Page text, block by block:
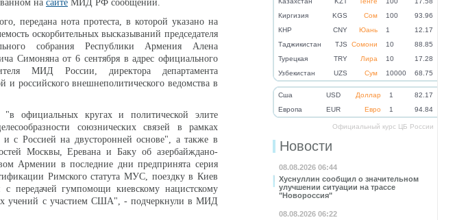
Киргизия
KGS Сом 100
93.96
КНР
CNY Юань 1
12.17
Таджикистан
TJS Сомони 10
88.85
Турецкая
TRY Лира 10
17.28
Узбекистан
UZS Сум 10000 68.75
Cша USD Доллар 1
82.17
Eвропа
EUR Евро 1 94.84
Официальный курс ЦБ России
Новости
08.08.2026 06:44
Хуснуллин сообщил о значительном
улучшении ситуации на трассе
"Новороссия"
08.08.2026 06:22
на сайте МИД РФ сообщении.
передана нота протеста, в которой указано на
оскорбительных высказываний председателя
собрания Республики Армения Алена
Симоняна от 6 сентября в адрес официального
МИД России, директора департамента
российского внешнеполитического ведомства в
официальных кругах и политической элите
союзнических связей в рамках
и с Россией на двусторонней основе", а также в
Москвы, Еревана и Баку об азербайждано-
Армении в последние дни предпринята серия
Римского статута МУС, поездку в Киев
передачей гумпомощи киевскому нацистскому
учений с участием США", - подчеркнули в МИД